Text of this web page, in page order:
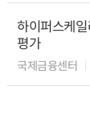
하이퍼스케
평가
국제금융센터